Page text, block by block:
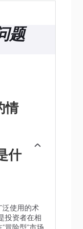
题
情
什
泛使用的术
投资者在相